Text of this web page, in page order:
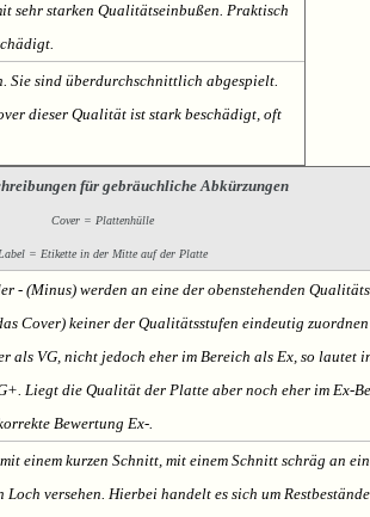
sehr starken Qualitätseinbußen. Praktisch
Sie sind überdurchschnittlich abgespielt.
dieser Qualität ist stark beschädigt, oft
für gebräuchliche Abkürzungen
Cover = Plattenhülle
Label = Etikette in der Mitte auf der Platte
- (Minus) werden an eine der obenstehenden
Cover) keiner der Qualitätsstufen eindeutig
als VG, nicht jedoch eher im Bereich als Ex, so lautet
Liegt die Qualität der Platte aber noch eher im Ex-
Bewertung Ex-.
einem kurzen Schnitt, mit einem Schnitt schräg an
Loch versehen. Hierbei handelt es sich um